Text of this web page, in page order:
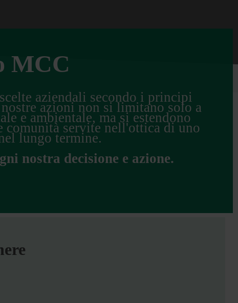
MCC
aziendali secondo i principi
azioni non si limitano solo a
e ambientale, ma si estendono
comunità servite nell'ottica di uno
lungo termine.
nostra decisione e azione.